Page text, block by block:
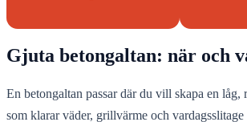
Gjuta betongaltan: när och
En betongaltan passar där du vill skapa en låg,
som klarar väder, grillvärme och vardagsslitage